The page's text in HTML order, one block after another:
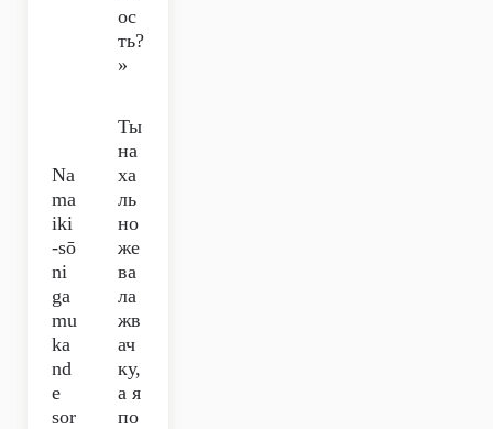
ос
ть?
»
Na
ma
iki
-sō
ni
ga
mu
ka
nd
e
sor
Ты
на
ха
ль
но
же
ва
ла
жв
ач
ку,
а я
по